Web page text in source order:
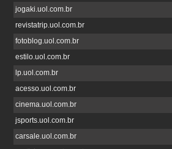
jogaki.uol.com.br
revistatrip.uol.com.br
fotoblog.uol.com.br
estilo.uol.com.br
lp.uol.com.br
acesso.uol.com.br
cinema.uol.com.br
jsports.uol.com.br
carsale.uol.com.br